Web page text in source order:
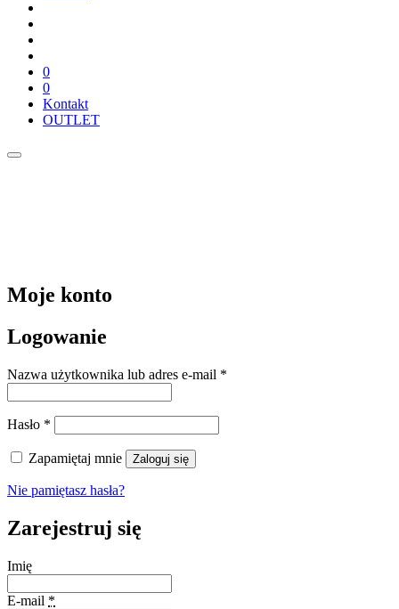
0
0
Kontakt
OUTLET
Moje konto
Logowanie
Nazwa użytkownika lub adres e-mail *
Hasło *
Zapamiętaj mnie Zaloguj się
Nie pamiętasz hasła?
Zarejestruj się
Imię
E-mail *